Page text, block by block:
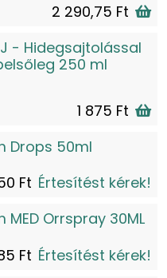
2 290,75 Ft
- Hidegsajtolással
250 ml
1 875 Ft
Drops 50ml
Ft Értesítést kérek!
MED Orrspray 30ML
Ft Értesítést kérek!